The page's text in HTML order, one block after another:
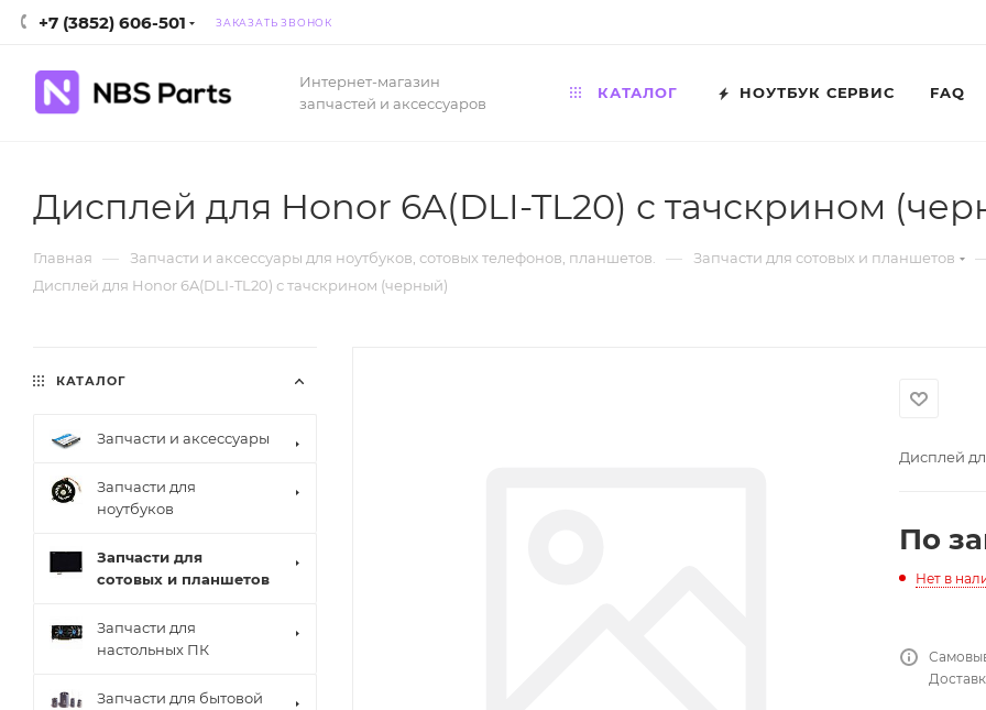
+7 (3852) 606-501 ЗАКАЗАТЬ ЗВОНОК
Интернет-магазин
запчастей и аксессуаров
КАТАЛОГ НОУТБУК СЕРВИС FAQ
Дисплей для Honor 6A(DLI-TL20) с тачскрином
Главная — Запчасти и аксессуары для ноутбуков, сотовых телефонов, планшетов. — Запчасти для сотовых и планшетов
Дисплей для Honor 6A(DLI-TL20) с тачскрином (черный)
Дисплей
По
Нет в
КАТАЛОГ
Запчасти и аксессуары
Запчасти для
ноутбуков
Запчасти для
сотовых и планшетов
Запчасти для
настольных ПК
Запчасти для бытовой